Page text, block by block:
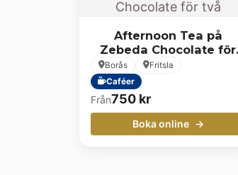
Afternoon Tea på
Zebeda Chocolate för
två
Borås
Fritsla
Caféer
Från750 kr
Boka online